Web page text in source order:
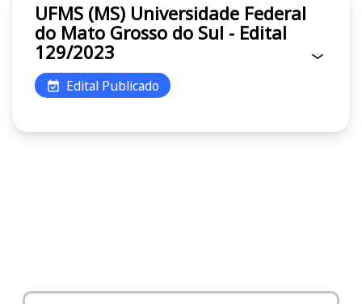
UFMS (MS) Universidade Federal
do Mato Grosso do Sul - Edital
129/2023
Edital Publicado